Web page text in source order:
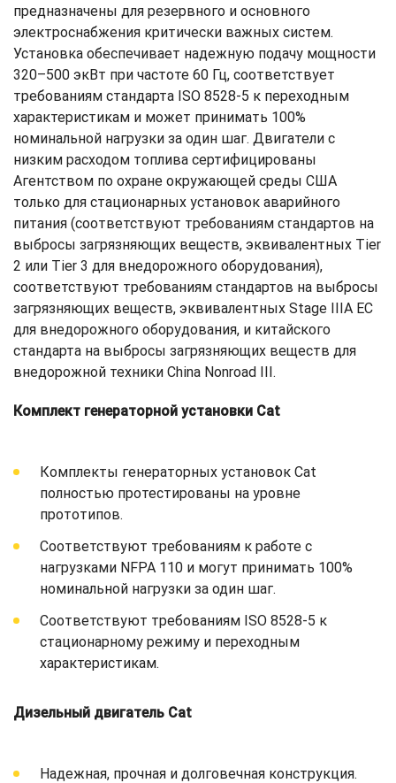
предназначены для резервного и основного
электроснабжения критически важных систем.
Установка обеспечивает надежную подачу мощности
320–500 экВт при частоте 60 Гц, соответствует
требованиям стандарта ISO 8528-5 к переходным
характеристикам и может принимать 100%
номинальной нагрузки за один шаг. Двигатели с
низким расходом топлива сертифицированы
Агентством по охране окружающей среды США
только для стационарных установок аварийного
питания (соответствуют требованиям стандартов на
выбросы загрязняющих веществ, эквивалентных Tier
2 или Tier 3 для внедорожного оборудования),
соответствуют требованиям стандартов на выбросы
загрязняющих веществ, эквивалентных Stage IIIA ЕС
для внедорожного оборудования, и китайского
стандарта на выбросы загрязняющих веществ для
внедорожной техники China Nonroad III.
Комплект генераторной установки Cat
Комплекты генераторных установок Cat
полностью протестированы на уровне
прототипов.
Соответствуют требованиям к работе с
нагрузками NFPA 110 и могут принимать 100%
номинальной нагрузки за один шаг.
Соответствуют требованиям ISO 8528-5 к
стационарному режиму и переходным
характеристикам.
Дизельный двигатель Cat
Надежная, прочная и долговечная конструкция.